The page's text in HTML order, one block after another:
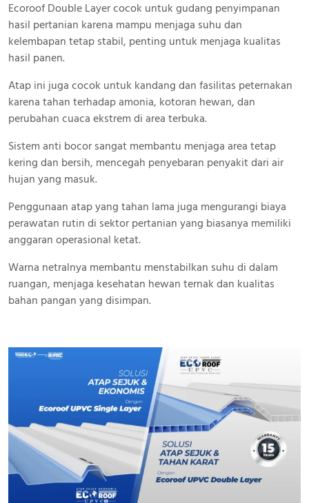
Ecoroof Double Layer cocok untuk gudang penyimpanan
hasil pertanian karena mampu menjaga suhu dan
kelembapan tetap stabil, penting untuk menjaga kualitas
hasil panen.
Atap ini juga cocok untuk kandang dan fasilitas peternakan
karena tahan terhadap amonia, kotoran hewan, dan
perubahan cuaca ekstrem di area terbuka.
Sistem anti bocor sangat membantu menjaga area tetap
kering dan bersih, mencegah penyebaran penyakit dari air
hujan yang masuk.
Penggunaan atap yang tahan lama juga mengurangi biaya
perawatan rutin di sektor pertanian yang biasanya memiliki
anggaran operasional ketat.
Warna netralnya membantu menstabilkan suhu di dalam
ruangan, menjaga kesehatan hewan ternak dan kualitas
bahan pangan yang disimpan.